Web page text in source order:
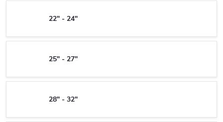
22" - 24"
25" - 27"
28" - 32"